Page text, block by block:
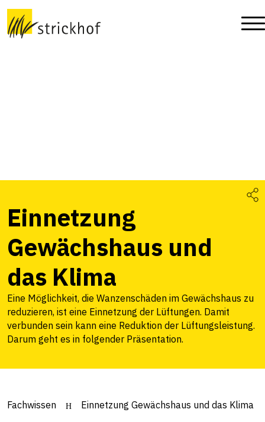
Einnetzung
Gewächshaus und
das Klima
Eine Möglichkeit, die Wanzenschäden im Gewächshaus zu
reduzieren, ist eine Einnetzung der Lüftungen. Damit
verbunden sein kann eine Reduktion der Lüftungsleistung.
Darum geht es in folgender Präsentation.
Fachwissen Einnetzung Gewächshaus und das Klima